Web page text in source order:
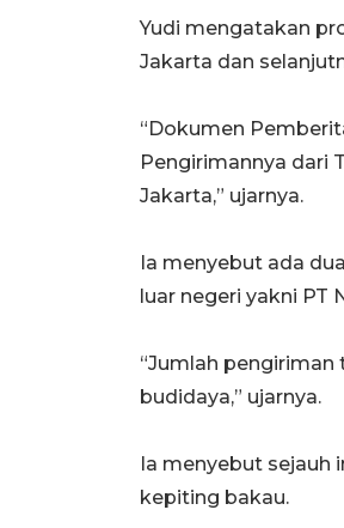
Yudi mengatakan
Jakarta dan
“Dokumen
Pengirimannya dari
Jakarta,” ujarnya.
Ia menyebut ada
luar negeri yakni PT
“Jumlah
budidaya,” ujarnya.
Ia menyebut sejauh
kepiting bakau.